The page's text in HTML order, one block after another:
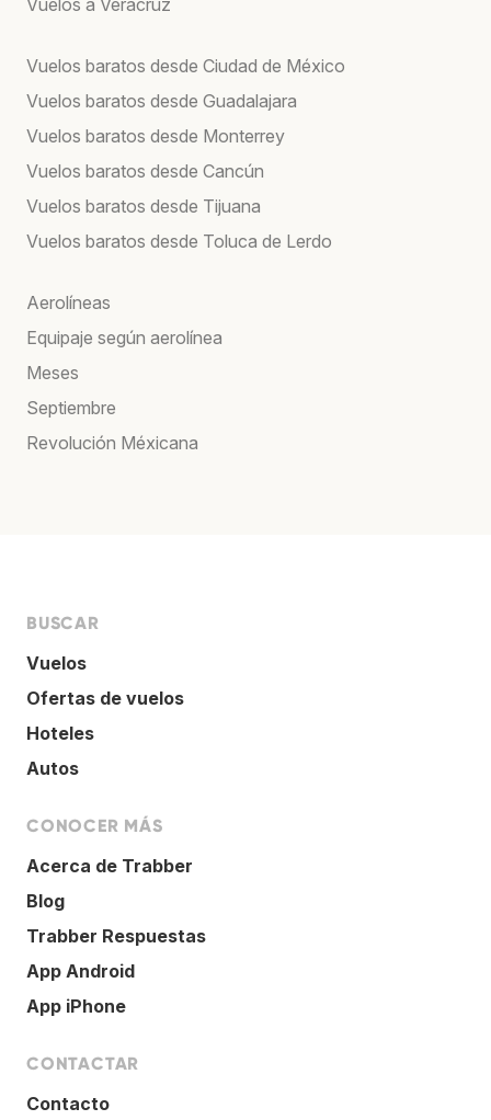
Vuelos baratos desde Ciudad de México
Vuelos baratos desde Guadalajara
Vuelos baratos desde Monterrey
Vuelos baratos desde Cancún
Vuelos baratos desde Tijuana
Vuelos baratos desde Toluca de Lerdo
Aerolíneas
Equipaje según aerolínea
Meses
Septiembre
Revolución Méxicana
BUSCAR
Vuelos
Ofertas de vuelos
Hoteles
Autos
CONOCER MÁS
Acerca de Trabber
Blog
Trabber Respuestas
App Android
App iPhone
CONTACTAR
Contacto